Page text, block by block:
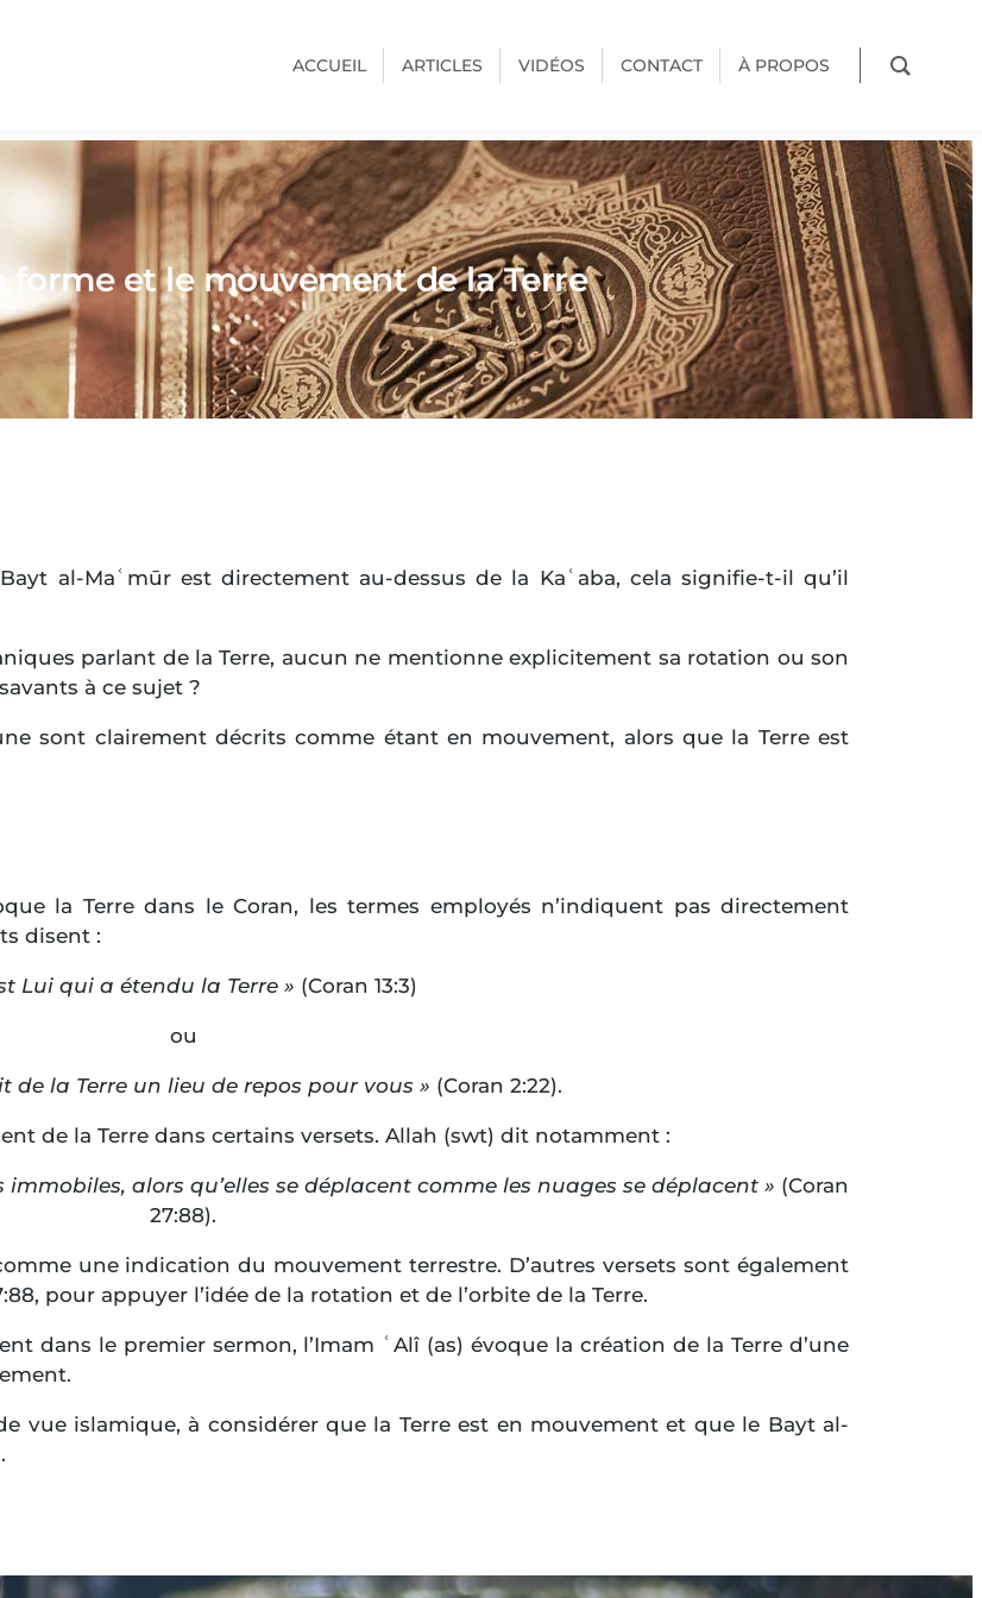
ACCUEIL ARTICLES VIDÉOS CONTACT À PROPOS
et le mouvement de la Terre
al-Maʿmūr est directement au-dessus de la Kaʿaba, cela signifie-t-il qu’il
parlant de la Terre, aucun ne mentionne explicitement sa rotation ou son
à ce sujet ?
sont clairement décrits comme étant en mouvement, alors que la Terre est
la Terre dans le Coran, les termes employés n’indiquent pas directement
disent :
Lui qui a étendu la Terre » (Coran 13:3)
ou
de la Terre un lieu de repos pour vous » (Coran 2:22).
de la Terre dans certains versets. Allah (swt) dit notamment :
alors qu’elles se déplacent comme les nuages se déplacent » (Coran
27:88).
une indication du mouvement terrestre. D’autres versets sont également
pour appuyer l’idée de la rotation et de l’orbite de la Terre.
dans le premier sermon, l’Imam ʿAlî (as) évoque la création de la Terre d’une
vue islamique, à considérer que la Terre est en mouvement et que le Bayt al-